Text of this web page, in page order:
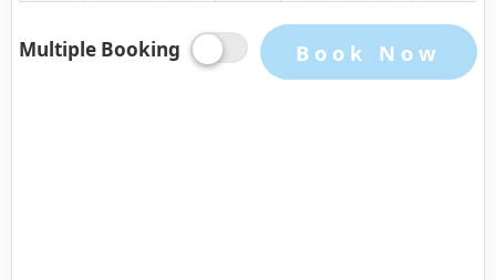
Multiple Booking Book Now